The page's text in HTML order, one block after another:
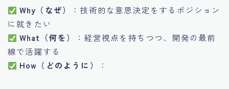
Why（なぜ）
：技術的な意思決定をするポジション
に就きたい
What（何を）
：経営視点を持ちつつ、開発の最前
線で活躍する
How（どのように）
：